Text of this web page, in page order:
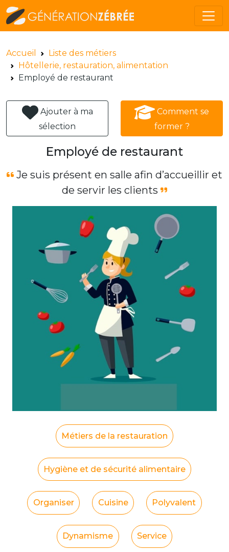
Accueil
Liste des métiers
Hôtellerie, restauration, alimentation
Employé de restaurant
Ajouter à ma
sélection
Comment se
former ?
Employé de restaurant
Je suis présent en salle afin d’accueillir et
de servir les clients
Métiers de la restauration
Hygiène et de sécurité alimentaire
Organiser Cuisine Polyvalent
Dynamisme Service